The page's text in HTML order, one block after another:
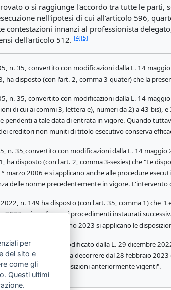
o si raggiunge l'accordo tra tutte le
nell'ipotesi di cui all'articolo 596,
contestazioni innanzi al professionista
dell'articolo 512. [4][5]
n. 35, convertito con modificazioni dalla L. 14
ha disposto (con l'art. 2, comma 3-quater) che la
n. 35, convertito con modificazioni dalla L. 14
di cui ai commi 3, lettera e), numeri da 2) a 43-bis),
pendenti a tale data di entrata in vigore. Quando
creditori non muniti di titolo esecutivo conserva
n. 35,convertito con modificazioni dalla L. 14
ha disposto (con l'art. 2, comma 3-sexies) che "Le
marzo 2006 e si applicano anche alle procedure
delle norme precedentemente in vigore.
n. 149 ha disposto (con l'art. 35, comma 1) che
2023 e si applicano ai procedimenti instaurati
alla data del 30 giugno 2023 si applicano le
n. 149, come modificato dalla L. 29 dicembre
hanno effetto a decorrere dal 28 febbraio
si applicano le disposizioni anteriormente vigenti".
per
del sito e
come gli
Questi ultimi